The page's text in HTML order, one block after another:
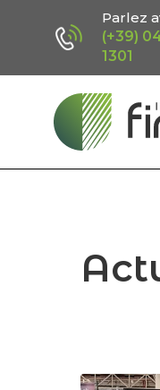
Parlez
(+39)
1301